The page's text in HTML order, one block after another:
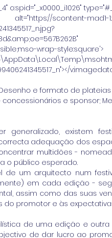
o:spid="_x0000_i1026"
wrap-style:square'>
Desenho e formato de
e sponsor;
existem
adequação dos
multidões -
o público esperado.
um arquitecto num
em cada edição -
assim como das suas
do promotor e às
de uma edição e
de dar lucro ao